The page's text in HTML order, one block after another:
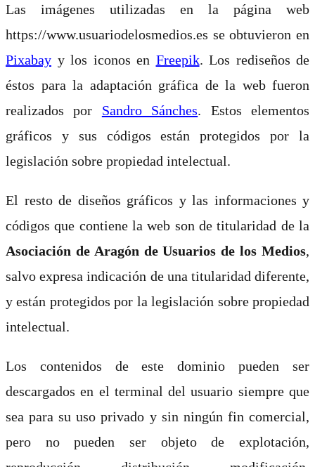
Las imágenes utilizadas en la página web
https://www.usuariodelosmedios.es se obtuvieron en
Pixabay y los iconos en Freepik. Los rediseños de
éstos para la adaptación gráfica de la web fueron
realizados por Sandro Sánches. Estos elementos
gráficos y sus códigos están protegidos por la
legislación sobre propiedad intelectual.
El resto de diseños gráficos y las informaciones y
códigos que contiene la web son de titularidad de la
Asociación de Aragón de Usuarios de los Medios,
salvo expresa indicación de una titularidad diferente,
y están protegidos por la legislación sobre propiedad
intelectual.
Los contenidos de este dominio pueden ser
descargados en el terminal del usuario siempre que
sea para su uso privado y sin ningún fin comercial,
pero no pueden ser objeto de explotación,